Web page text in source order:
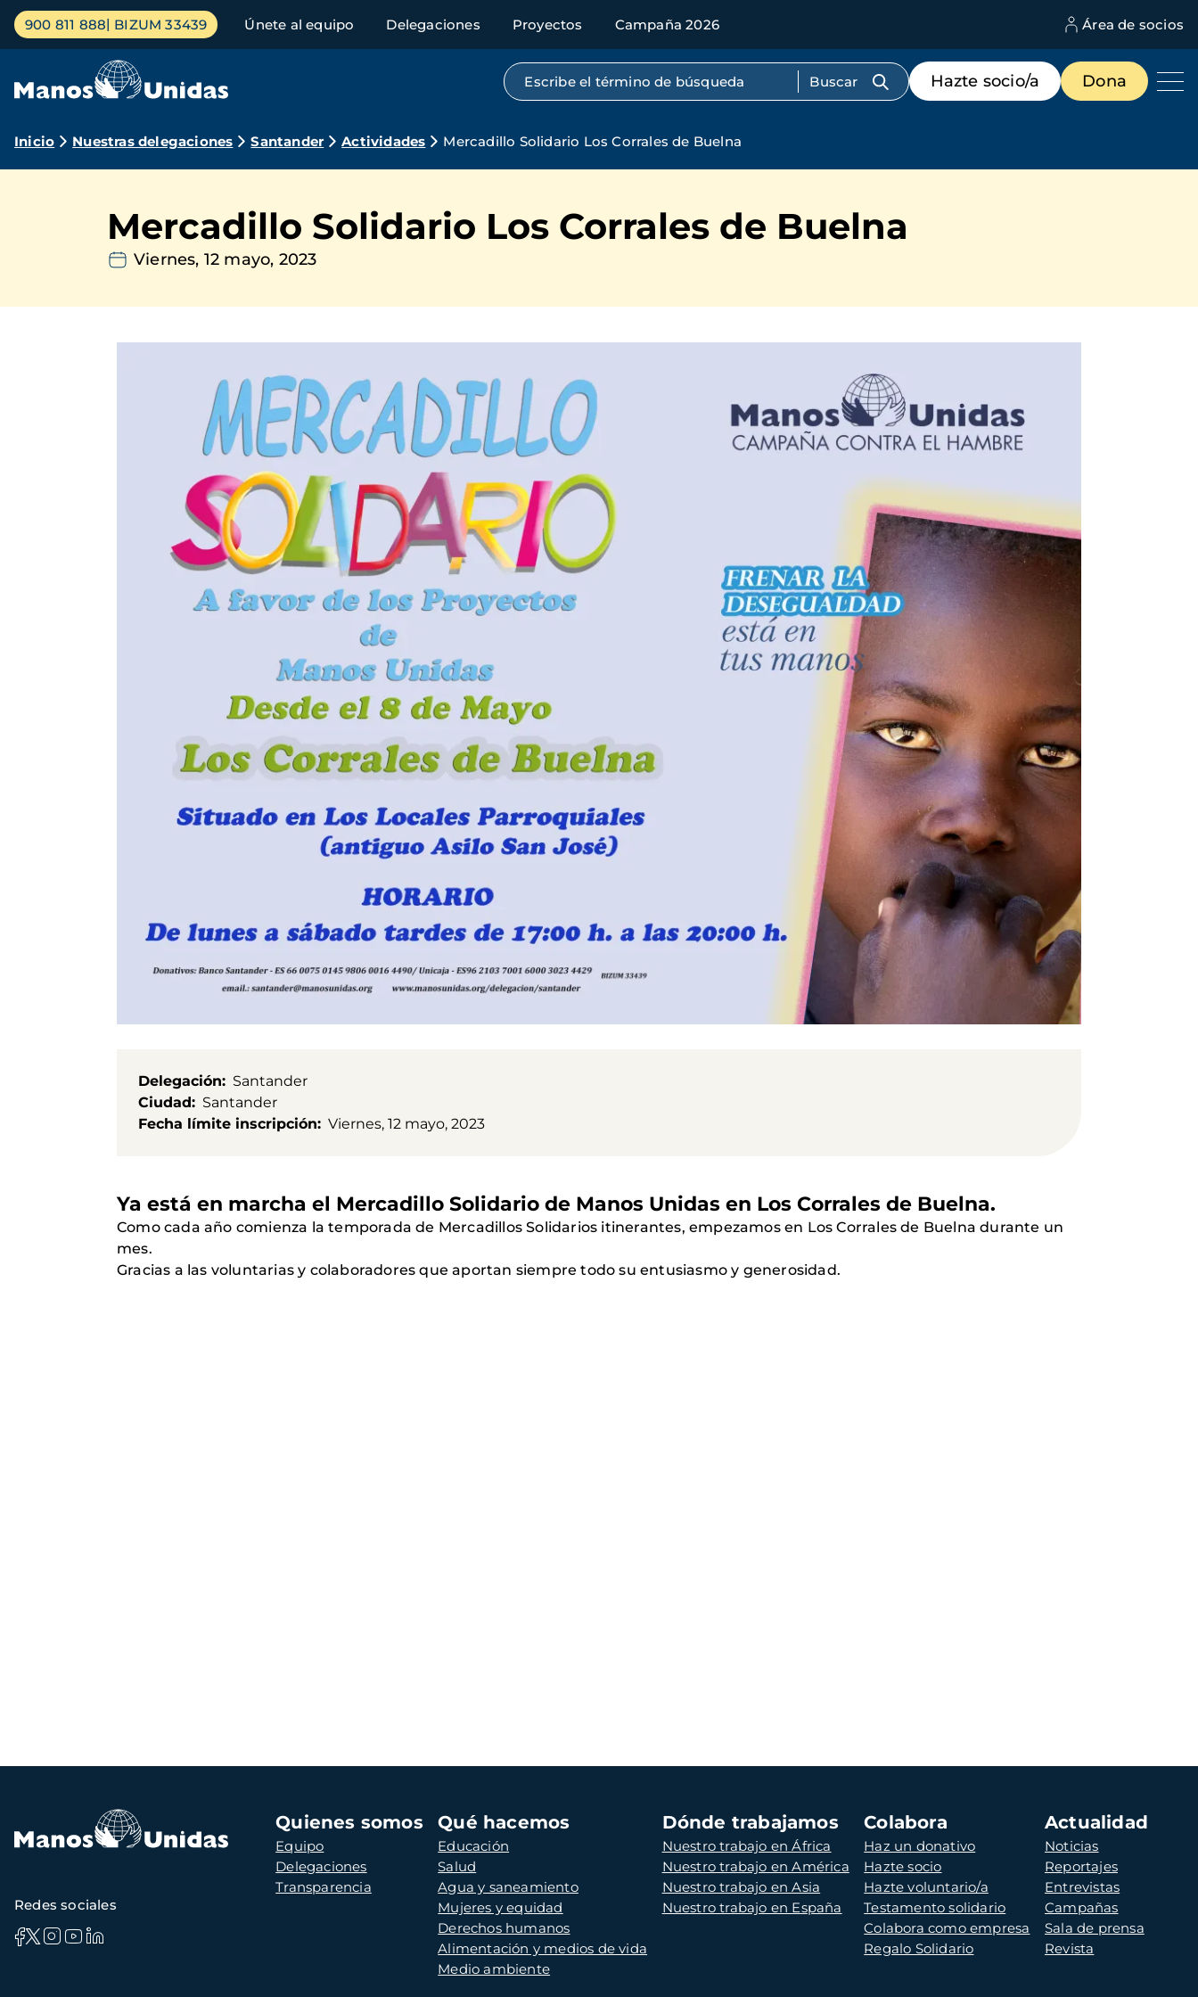
Pasar
contenido
Menú
principal
900 811 888 BIZUM 33439 Únete al equipo Delegaciones Proyectos Campaña 2026 Área de socios
Búsqueda por texto completo
Menú
de
destacados
Hazte socio/a Dona
Ruta
navegación
Inicio Nuestras delegaciones Santander Actividades Mercadillo Solidario Los Corrales de Buelna
Mercadillo Solidario Los Corrales de Buelna
Viernes, 12 mayo, 2023
Delegación
Santander
Ciudad
Santander
Fecha límite inscripción
Viernes, 12 mayo, 2023
Ya está en marcha el Mercadillo Solidario de Manos Unidas en Los Corrales de Buelna.
Como cada año comienza la temporada de Mercadillos Solidarios itinerantes, empezamos en Los Corrales de Buelna durante un
mes.
Gracias a las voluntarias y colaboradores que aportan siempre todo su entusiasmo y generosidad.
Navegación
principal
Quienes somos
Equipo
Delegaciones
Transparencia
Qué hacemos
Educación
Salud
Agua y saneamiento
Mujeres y equidad
Derechos humanos
Alimentación y medios de vida
Medio ambiente
Dónde trabajamos
Nuestro trabajo en África
Nuestro trabajo en América
Nuestro trabajo en Asia
Nuestro trabajo en España
Colabora
Haz un donativo
Hazte socio
Hazte voluntario/a
Testamento solidario
Colabora como empresa
Regalo Solidario
Actualidad
Noticias
Reportajes
Entrevistas
Campañas
Sala de prensa
Revista
Redes sociales